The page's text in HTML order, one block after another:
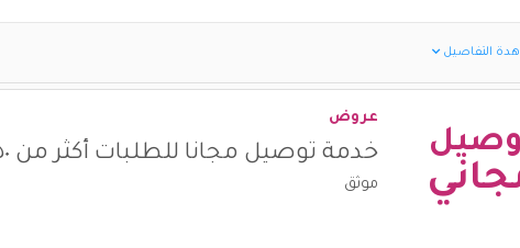
التفاصيل
عروض
خدمة توصيل مجانا للطلبات أكثر من ٥٠ دولار
موثق